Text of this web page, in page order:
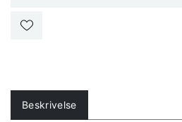
Beskrivelse